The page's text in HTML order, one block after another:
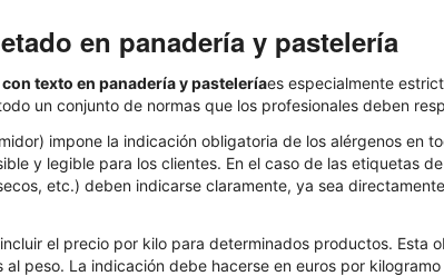
en panadería y pastelería
texto en panadería y pasteleríaes especialmente
un conjunto de normas que los profesionales deben
impone la indicación obligatoria de los alérgenos en
y legible para los clientes. En el caso de las etiquetas
etc.) deben indicarse claramente, ya sea
el precio por kilo para determinados productos. Esta
peso. La indicación debe hacerse en euros por